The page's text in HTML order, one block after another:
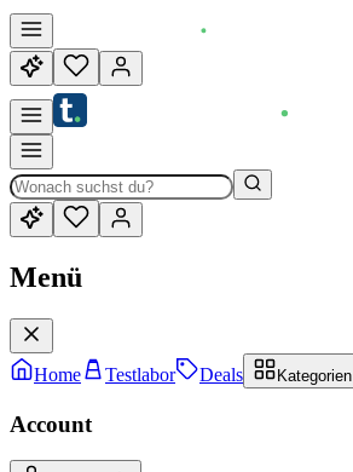
Menü
Home Testlabor Deals Kategorien
Account